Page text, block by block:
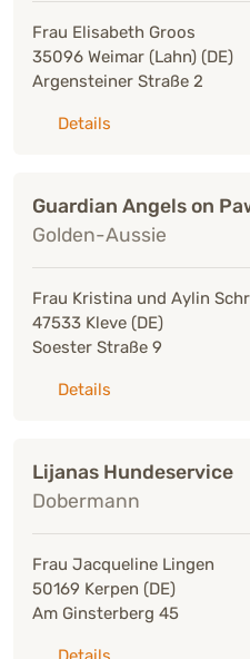
Frau Elisabeth Groos
35096 Weimar (Lahn) (DE)
Argensteiner Straße 2
Detailszu: Groos
Guardian Angels on
Golden-Aussie
Frau Kristina und Aylin
47533 Kleve (DE)
Soester Straße 9
Detailszu: Guardian
Lijanas Hundeservice
Dobermann
Frau Jacqueline Lingen
50169 Kerpen (DE)
Am Ginsterberg 45
zu: Lijanas